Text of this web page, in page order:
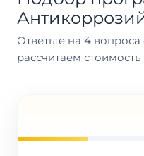
Ответьте на 4
рассчитаем